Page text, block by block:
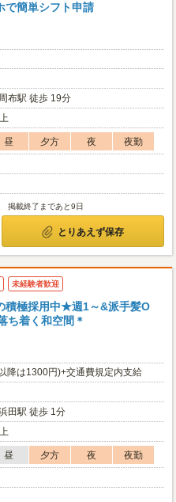
で簡単シフト申請
布駅 徒歩 19分
昼 夕方 夜
夜勤
掲載終了まであと9日
とりあえず保存
未経験者歓迎
積極採用中★週1～&派手髪O
ち着く和空間＊
降は1300円)+交通費規定内支給
田駅 徒歩 1分
昼 夕方 夜
夜勤